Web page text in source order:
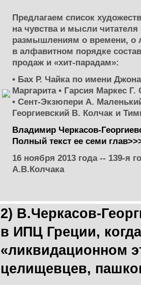
Предлагаем список
на чувства и мысли читателя
размышлениям о времени, о
в алфавитном порядке
продаж и «хит-парадам»:
• Бах Р. Чайка по имени
Маргарита • Гарсия Маркес
• Сент-Экзюпери А.
Георгиевский В. Колчак и
Владимир Черкасов-
Полный текст ее семи
16 ноября 2013 года -- 139-я
А.В.Колчака
2) В.Черкасов-
в ИПЦ Греции,
«ликвидационном
целищевцев,